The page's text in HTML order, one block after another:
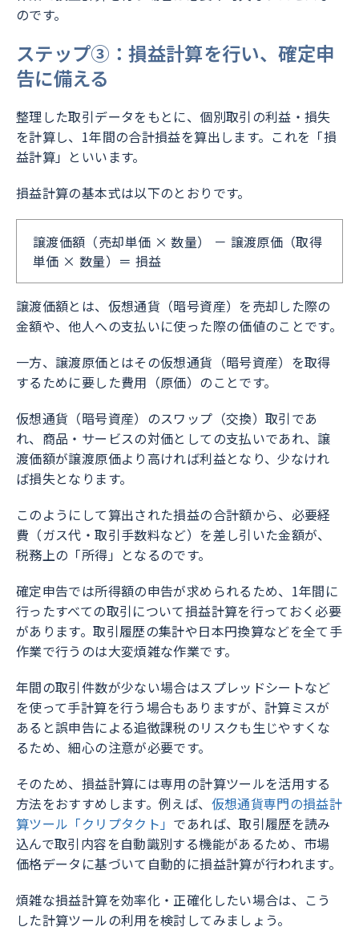
のです。
ステップ③：損益計算を行い、確定申
告に備える
整理した取引データをもとに、個別取引の利益・損失
を計算し、1年間の合計損益を算出します。これを「損
益計算」といいます。
損益計算の基本式は以下のとおりです。
譲渡価額（売却単価 × 数量） － 譲渡原価（取得
単価 × 数量）＝ 損益
譲渡価額とは、仮想通貨（暗号資産）を売却した際の
金額や、他人への支払いに使った際の価値のことです。
一方、譲渡原価とはその仮想通貨（暗号資産）を取得
するために要した費用（原価）のことです。
仮想通貨（暗号資産）のスワップ（交換）取引であ
れ、商品・サービスの対価としての支払いであれ、譲
渡価額が譲渡原価より高ければ利益となり、少なけれ
ば損失となります。
このようにして算出された損益の合計額から、必要経
費（ガス代・取引手数料など）を差し引いた金額が、
税務上の「所得」となるのです。
確定申告では所得額の申告が求められるため、1年間に
行ったすべての取引について損益計算を行っておく必要
があります。取引履歴の集計や日本円換算などを全て手
作業で行うのは大変煩雑な作業です。
年間の取引件数が少ない場合はスプレッドシートなど
を使って手計算を行う場合もありますが、計算ミスが
あると誤申告による追徴課税のリスクも生じやすくな
るため、細心の注意が必要です。
そのため、損益計算には専用の計算ツールを活用する
方法をおすすめします。例えば、 仮想通貨専門の損益計
算ツール「クリプタクト」 であれば、取引履歴を読み
込んで取引内容を自動識別する機能があるため、市場
価格データに基づいて自動的に損益計算が行われます。
煩雑な損益計算を効率化・正確化したい場合は、こう
した計算ツールの利用を検討してみましょう。